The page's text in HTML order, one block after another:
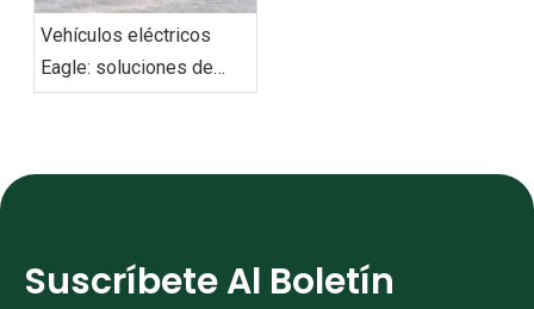
Vehículos eléctricos
Eagle: soluciones de
movilidad ecológica para
Suscríbete Al Boletín